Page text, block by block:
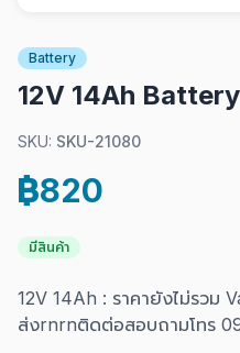
Battery
12V 14Ah Battery
SKU: SKU-21080
฿820
มีสินค้า
12V 14Ah : ราคายังไม่รวม
ส่งrnrnติดต่อสอบถามโทร